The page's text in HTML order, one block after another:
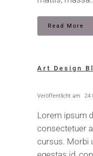
Read More
Art Design
Veröffentlicht am
Lorem ipsum
consectetuer
cursus. Morbi